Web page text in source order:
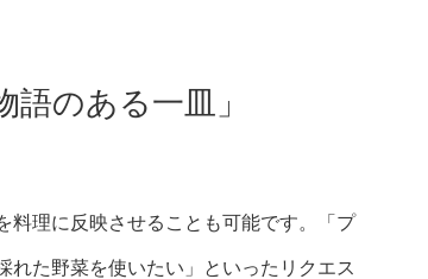
のある一皿」
料理に反映させることも可能です。「プ
れた野菜を使いたい」といったリクエス